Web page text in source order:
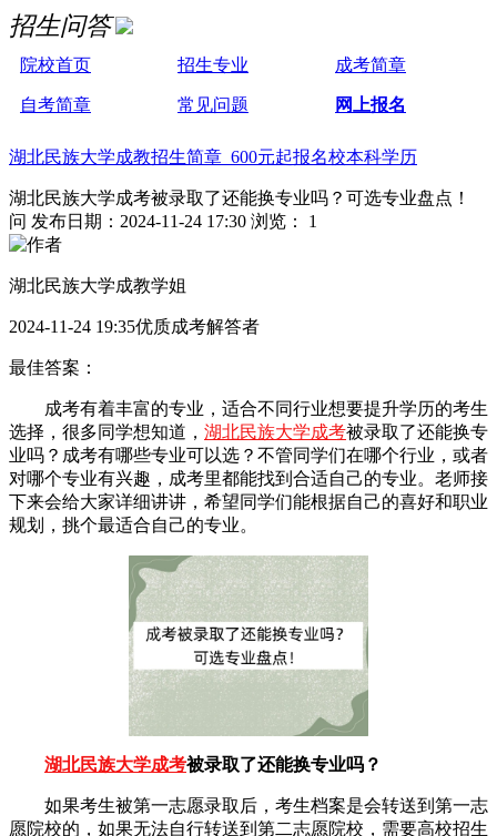
招生问答
院校首页 招生专业 成考简章
自考简章 常见问题 网上报名
湖北民族大学成教招生简章 600元起报名校本科学历
湖北民族大学成考被录取了还能换专业吗？可选专业盘点！
问 发布日期：2024-11-24 17:30 浏览： 1
湖北民族大学成教学姐
2024-11-24 19:35优质成考解答者
最佳答案：
成考有着丰富的专业，适合不同行业想要提升学历的考生
选择，很多同学想知道， 湖北民族大学成考被录取了还能换专
业吗？成考有哪些专业可以选？不管同学们在哪个行业，或者
对哪个专业有兴趣，成考里都能找到合适自己的专业。老师接
下来会给大家详细讲讲，希望同学们能根据自己的喜好和职业
规划，挑个最适合自己的专业。
湖北民族大学成考被录取了还能换专业吗？
如果考生被第一志愿录取后，考生档案是会转送到第一志
愿院校的，如果无法自行转送到第二志愿院校，需要高校招生